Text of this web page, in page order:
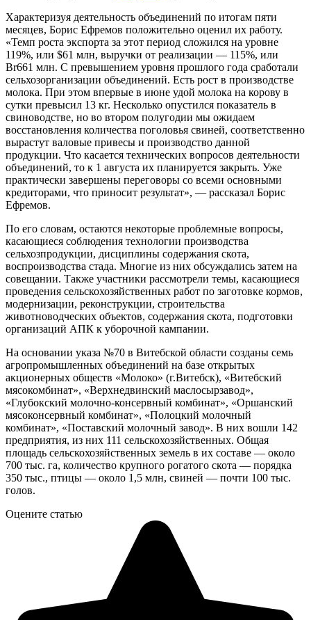
Характеризуя деятельность объединений по итогам пяти
месяцев, Борис Ефремов положительно оценил их работу.
«Темп роста экспорта за этот период сложился на уровне
119%, или $61 млн, выручки от реализации — 115%, или
Br661 млн. С превышением уровня прошлого года сработали
сельхозорганизации объединений. Есть рост в производстве
молока. При этом впервые в июне удой молока на корову в
сутки превысил 13 кг. Несколько опустился показатель в
свиноводстве, но во втором полугодии мы ожидаем
восстановления количества поголовья свиней, соответственно
вырастут валовые привесы и производство данной
продукции. Что касается технических вопросов деятельности
объединений, то к 1 августа их планируется закрыть. Уже
практически завершены переговоры со всеми основными
кредиторами, что приносит результат», — рассказал Борис
Ефремов.
По его словам, остаются некоторые проблемные вопросы,
касающиеся соблюдения технологии производства
сельхозпродукции, дисциплины содержания скота,
воспроизводства стада. Многие из них обсуждались затем на
совещании. Также участники рассмотрели темы, касающиеся
проведения сельскохозяйственных работ по заготовке кормов,
модернизации, реконструкции, строительства
животноводческих объектов, содержания скота, подготовки
организаций АПК к уборочной кампании.
На основании указа №70 в Витебской области созданы семь
агропромышленных объединений на базе открытых
акционерных обществ «Молоко» (г.Витебск), «Витебский
мясокомбинат», «Верхнедвинский маслосырзавод»,
«Глубокский молочно-консервный комбинат», «Оршанский
мясоконсервный комбинат», «Полоцкий молочный
комбинат», «Поставский молочный завод». В них вошли 142
предприятия, из них 111 сельскохозяйственных. Общая
площадь сельскохозяйственных земель в их составе — около
700 тыс. га, количество крупного рогатого скота — порядка
350 тыс., птицы — около 1,5 млн, свиней — почти 100 тыс.
голов.
Оцените статью